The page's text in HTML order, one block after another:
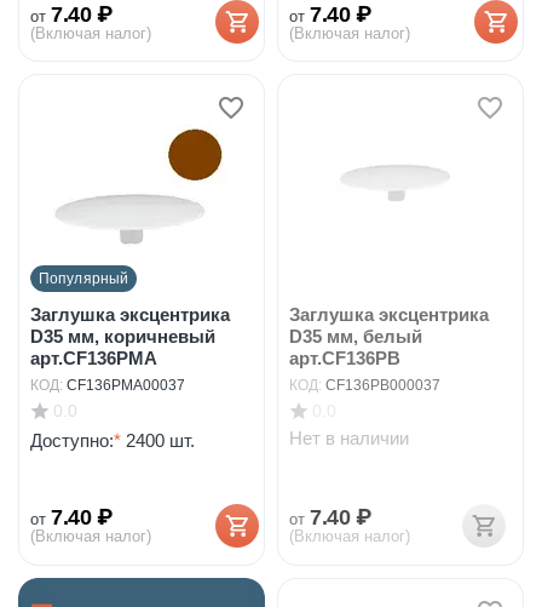
от 7.40 ₽
(Включая налог)
от 7.40 ₽
(Включая налог)
Популярный
Заглушка эксцентрика
D35 мм, коричневый
арт.CF136PMA
КОД: CF136PMA00037
0.0
Доступно:* 2400 шт.
от 7.40 ₽
(Включая налог)
Заглушка эксцентрика
D35 мм, белый
арт.CF136PB
КОД: CF136PB000037
Нет в наличии
от 7.40 ₽
(Включая налог)